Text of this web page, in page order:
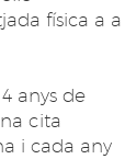
física a a
anys de
cita
i cada any